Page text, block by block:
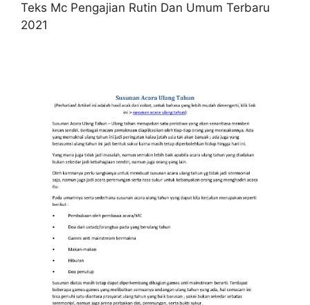
Teks Mc Pengajian Rutin Dan Umum Terbaru
2021